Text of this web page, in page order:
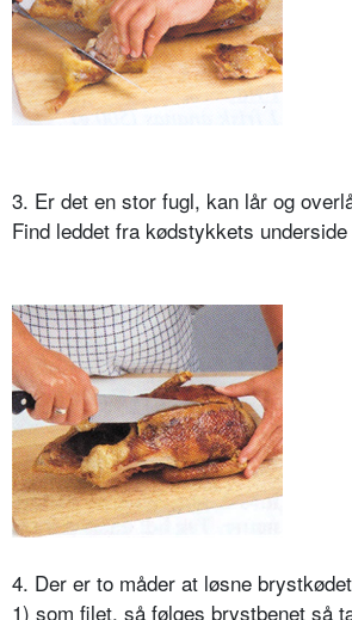
3. Er det en stor fugl, kan lår og
Find leddet fra kødstykkets
4. Der er to måder at løsne
1) som filet, så følges brystbenet så